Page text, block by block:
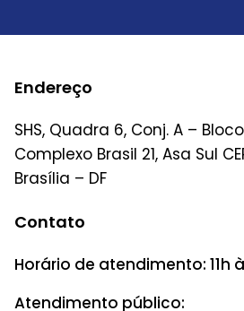
Endereço
SHS, Quadra 6, Conj. A –
Complexo Brasil 21, Asa Sul
Brasília – DF
Contato
Horário de atendimento: 11h
Atendimento público: